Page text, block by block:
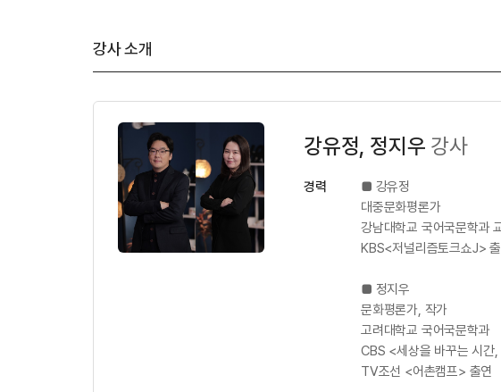
강사 소개
강유정, 정지우 강사
경력
■ 강유정
대중문화평론가
강남대학교 국어국문학과
KBS<저널리즘토크쇼J>
■ 정지우
문화평론가, 작가
고려대학교 국어국문학과
CBS <세상을 바꾸는 시간
TV조선 <어촌캠프> 출연